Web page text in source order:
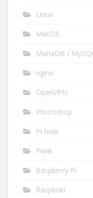
Linux
MacOS
MariaDB / MySQL
nginx
OpenVPN
Photoshop
Pi-hole
Piwik
Raspberry Pi
Raspbian